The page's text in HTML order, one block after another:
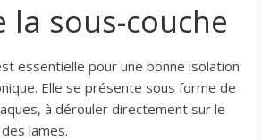
la sous-couche
essentielle pour une bonne isolation
Elle se présente sous forme de
à dérouler directement sur le
lames.